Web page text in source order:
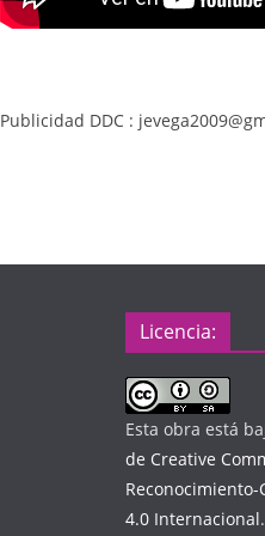
Publicidad DDC :
Licencia:
Esta obra está
de Creative
4.0 Internacional.